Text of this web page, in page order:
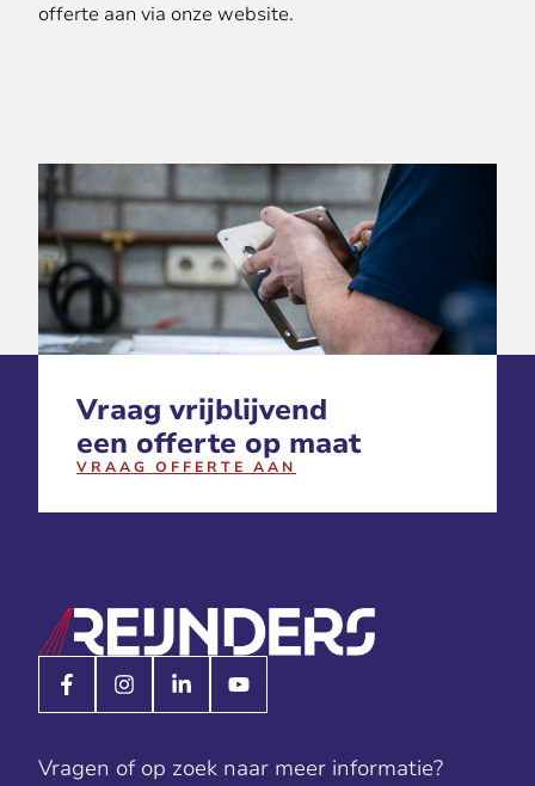
offerte aan via onze website.
Vraag vrijblijvend
een offerte op maat
VRAAG OFFERTE AAN
Vragen of op zoek naar meer informatie?